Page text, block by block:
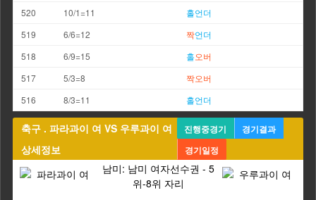
520 10/1=11 홀언더
519
6/6=12 짝언더
518
6/9=15 홀오버
517
5/3=8 짝오버
516
8/3=11 홀언더
축구 . 파라과이 여 VS 우루과이 여
상세정보
진행중경기
경기결과
경기일정
남미: 남미 여자선수권 - 5
위-8위 자리